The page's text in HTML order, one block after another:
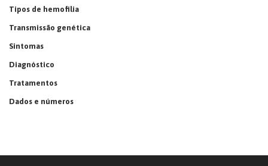
Tipos de hemofilia
Transmissão genética
Sintomas
Diagnóstico
Tratamentos
Dados e números